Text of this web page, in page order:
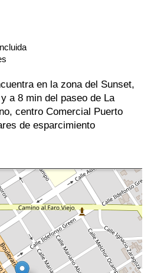
en la zona del Sunset,
a 8 min del paseo de La
centro Comercial Puerto
de esparcimiento